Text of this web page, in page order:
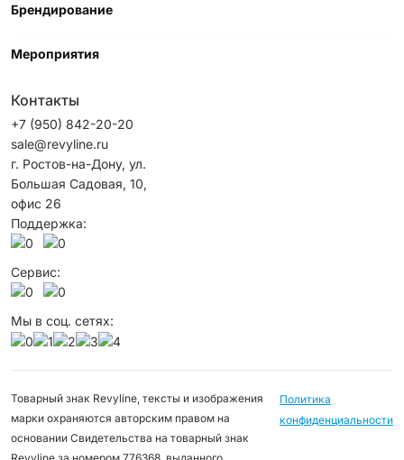
Брендирование
Мероприятия
Контакты
+7 (950) 842-20-20
sale@revyline.ru
г. Ростов-на-Дону, ул.
Большая Садовая, 10,
офис 26
Поддержка:
Сервис:
Мы в соц. сетях:
Товарный знак Revyline, тексты и изображения
марки охраняются авторским правом на
основании Свидетельства на товарный знак
Политика
конфиденциальности